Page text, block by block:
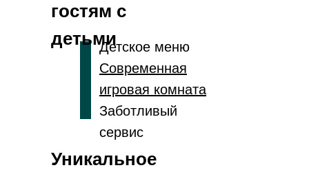
гостям с
детьмиДетское меню
Современная
игровая комната
Заботливый
сервис
Уникальное